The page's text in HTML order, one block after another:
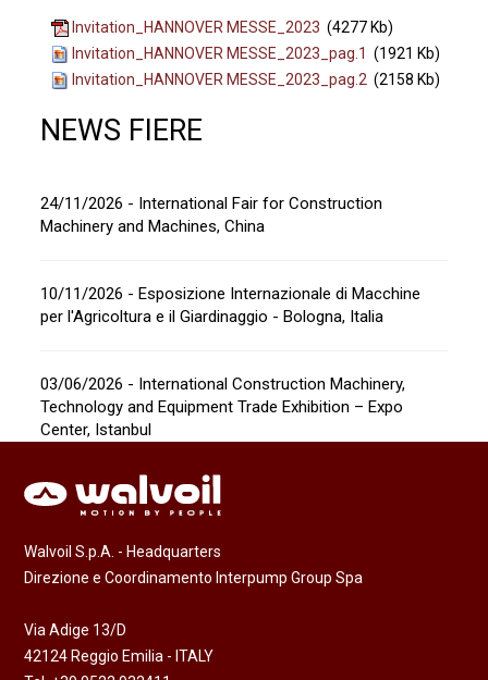
Invitation_HANNOVER MESSE_2023 (4277 Kb)
Invitation_HANNOVER MESSE_2023_pag.1 (1921 Kb)
Invitation_HANNOVER MESSE_2023_pag.2 (2158 Kb)
NEWS FIERE
24/11/2026 - International Fair for Construction
Machinery and Machines, China
10/11/2026 - Esposizione Internazionale di Macchine
per l'Agricoltura e il Giardinaggio - Bologna, Italia
03/06/2026 - International Construction Machinery,
Technology and Equipment Trade Exhibition – Expo
Center, Istanbul
Walvoil S.p.A. - Headquarters
Direzione e Coordinamento Interpump Group Spa
Via Adige 13/D
42124 Reggio Emilia - ITALY